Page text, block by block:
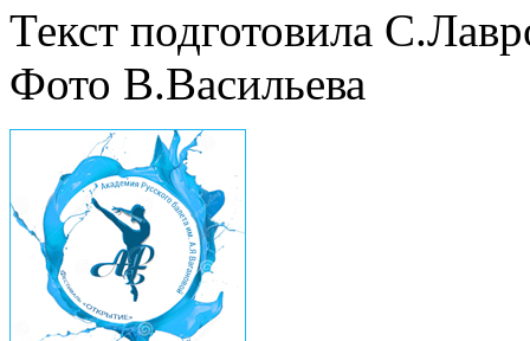
Текст подготовила
Фото В.Васильева